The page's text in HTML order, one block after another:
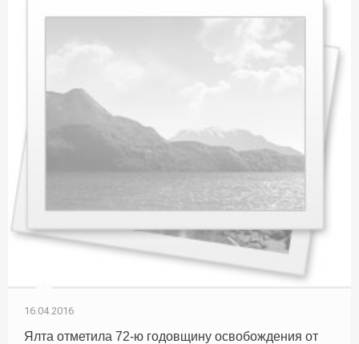
16.04.2016
Ялта отметила 72-ю годовщину освобождения от